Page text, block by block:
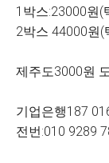
1박스:23000원(
2박스 44000원(
제주도3000원
기업은행187
전번:010 9289